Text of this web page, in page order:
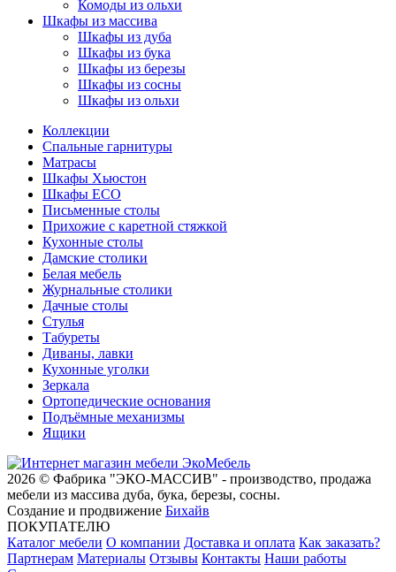
Комоды из ольхи
Шкафы из массива
Шкафы из дуба
Шкафы из бука
Шкафы из березы
Шкафы из сосны
Шкафы из ольхи
Коллекции
Спальные гарнитуры
Матрасы
Шкафы Хьюстон
Шкафы ECO
Письменные столы
Прихожие с каретной стяжкой
Кухонные столы
Дамские столики
Белая мебель
Журнальные столики
Дачные столы
Стулья
Табуреты
Диваны, лавки
Кухонные уголки
Зеркала
Ортопедические основания
Подъёмные механизмы
Ящики
2026 © Фабрика "ЭКО-МАССИВ" - производство, продажа
мебели из массива дуба, бука, березы, сосны.
Создание и продвижение Бихайв
ПОКУПАТЕЛЮ
Каталог мебели О компании Доставка и оплата Как заказать?
Партнерам Материалы Отзывы Контакты Наши работы